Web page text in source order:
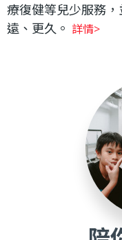
療復健等兒少服務
遠、更久。 詳情>